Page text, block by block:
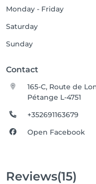
Monday - Friday
Saturday
Sunday
Contact
165-C, Route de
Pétange L-4751
+352691163679
Open Facebook
Reviews(15)